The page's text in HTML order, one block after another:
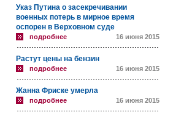
Указ Путина о засекречивании
военных потерь в мирное время
оспорен в Верховном суде
подробнее 16 июня 2015
Растут цены на бензин
подробнее 16 июня 2015
Жанна Фриске умерла
подробнее 16 июня 2015